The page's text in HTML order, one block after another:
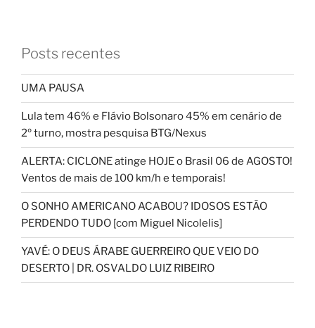
Posts recentes
UMA PAUSA
Lula tem 46% e Flávio Bolsonaro 45% em cenário de
2º turno, mostra pesquisa BTG/Nexus
ALERTA: CICLONE atinge HOJE o Brasil 06 de AGOSTO!
Ventos de mais de 100 km/h e temporais!
O SONHO AMERICANO ACABOU? IDOSOS ESTÃO
PERDENDO TUDO [com Miguel Nicolelis]
YAVÉ: O DEUS ÁRABE GUERREIRO QUE VEIO DO
DESERTO | DR. OSVALDO LUIZ RIBEIRO